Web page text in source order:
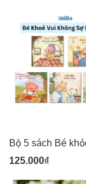
125.000₫